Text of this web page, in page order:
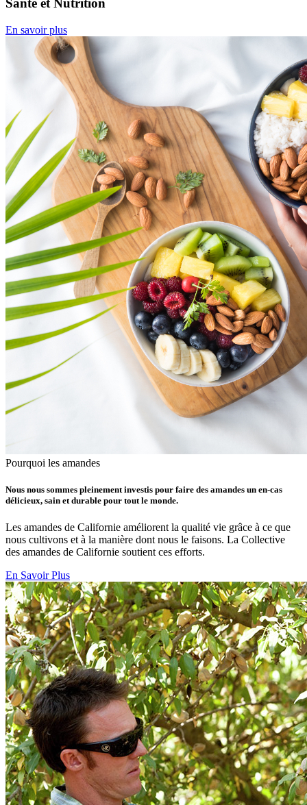
Santé et Nutrition
En savoir plus
Pourquoi les amandes
Nous nous sommes pleinement investis pour faire des amandes un en-cas
délicieux, sain et durable pour tout le monde.
Les amandes de Californie améliorent la qualité vie grâce à ce que
nous cultivons et à la manière dont nous le faisons. La Collective
des amandes de Californie soutient ces efforts.
En Savoir Plus